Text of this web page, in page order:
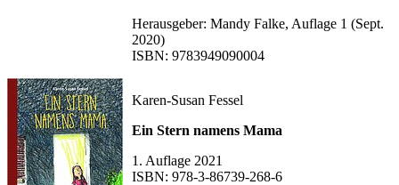
Herausgeber: Mandy Falke, Auflage 1 (Sept.
2020)
ISBN: 9783949090004
Karen-Susan Fessel
Ein Stern namens Mama
1. Auflage 2021
ISBN: 978-3-86739-268-6